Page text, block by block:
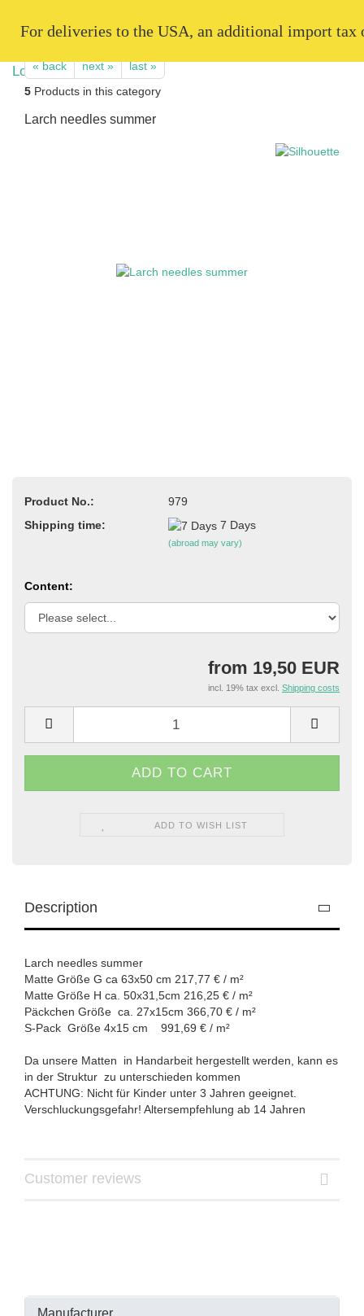
For deliveries to the USA, an additional import
« back next »
last »
5 Products in this category
Larch needles summer
Product No.:
979
Shipping time:
7 Days
(abroad may vary)
Content:
from 19,50 EUR
incl. 19% tax excl. Shipping costs
ADD TO WISH LIST
Description
Larch needles summer
Matte Größe G ca 63x50 cm 217,77 € / m²
Matte Größe H ca. 50x31,5cm 216,25 € / m²
Päckchen Größe ca. 27x15cm 366,70 € / m²
S-Pack Größe 4x15 cm 991,69 € / m²
Da unsere Matten in Handarbeit hergestellt werden, kann es
in der Struktur zu unterschieden kommen
ACHTUNG: Nicht für Kinder unter 3 Jahren geeignet.
Verschluckungsgefahr! Altersempfehlung ab 14 Jahren
Customer reviews